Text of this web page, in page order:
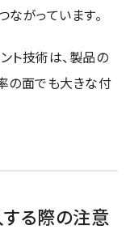
がっています。
ト技術は、製品の
の面でも大きな付
る際の注意